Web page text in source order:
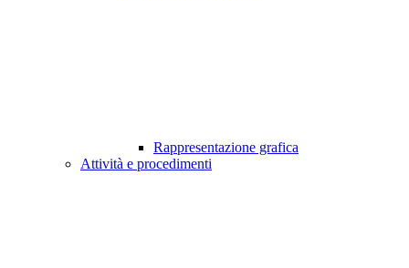
Rappresentazione grafica
Attività e procedimenti